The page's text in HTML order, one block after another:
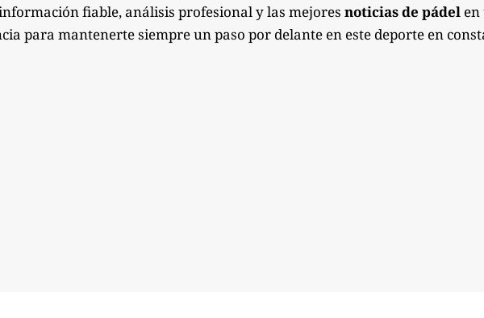
fiable, análisis profesional y las mejores noticias de pádel en
para mantenerte siempre un paso por delante en este deporte en